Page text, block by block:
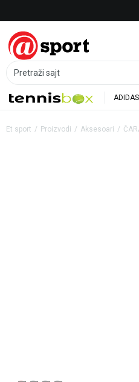
Pretraži sajt
ADIDAS
Et sport Proizvodi Aksesoari